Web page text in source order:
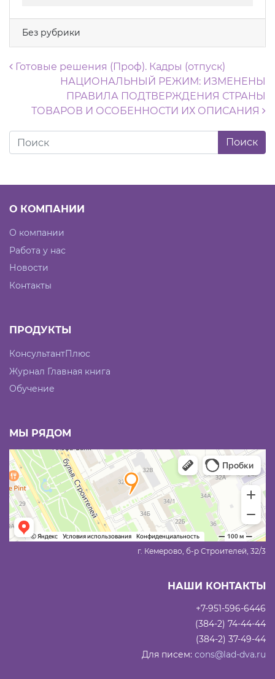
Без рубрики
Навигация по записям
Готовые решения (Проф). Кадры (отпуск)
НАЦИОНАЛЬНЫЙ РЕЖИМ: ИЗМЕНЕНЫ
ПРАВИЛА ПОДТВЕРЖДЕНИЯ СТРАНЫ
ТОВАРОВ И ОСОБЕННОСТИ ИХ ОПИСАНИЯ
О КОМПАНИИ
О компании
Работа у нас
Новости
Контакты
ПРОДУКТЫ
КонсультантПлюс
Журнал Главная книга
Обучение
МЫ РЯДОМ
г. Кемерово, б-р Строителей, 32/3
НАШИ КОНТАКТЫ
+7-951-596-6446
(384-2) 74-44-44
(384-2) 37-49-44
Для писем: cons@lad-dva.ru